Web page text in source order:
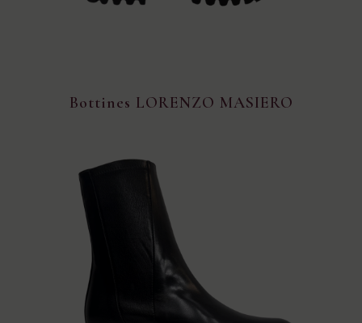
Bottines LORENZO MASIERO